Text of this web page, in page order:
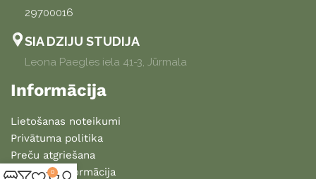
29700016
SIA DZIJU STUDIJA
Leona Paegles iela 41-3, Jūrmala
Informācija
Lietošanas noteikumi
Privātuma politika
Preču atgriešana
Piegādes informācija
0